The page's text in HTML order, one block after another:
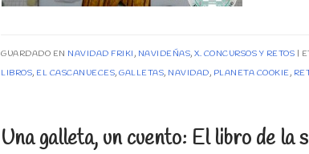
GUARDADO EN NAVIDAD FRIKI , NAVIDEÑAS, X. CONCURSOS Y RETOS
LIBROS, EL CASCANUECES, GALLETAS, NAVIDAD, PLANETA COOKIE,
Una galleta, un cuento: El libro de la